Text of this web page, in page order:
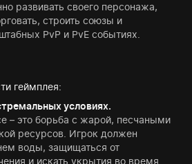
развивать своего персонажа,
строить союзы и
PvP и PvE событиях.
геймплея:
условиях.
– это борьба с жарой, песчаными
ресурсов. Игрок должен
воды, защищаться от
и искать укрытия во время